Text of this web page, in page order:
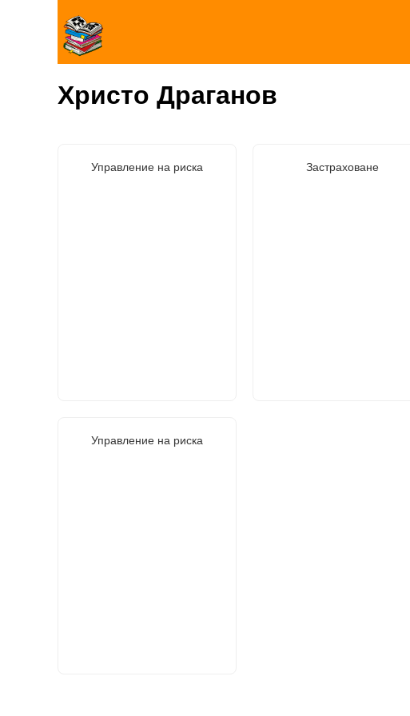
Христо Драганов
Управление на риска Застраховане
Управление на риска